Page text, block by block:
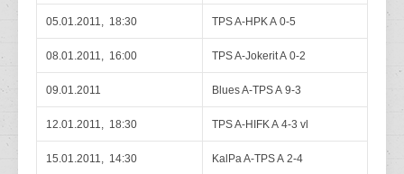
05.01.2011, 18:30 TPS A-HPK A 0-5
08.01.2011, 16:00 TPS A-Jokerit A 0-2
09.01.2011 Blues A-TPS A 9-3
12.01.2011, 18:30 TPS A-HIFK A 4-3 vl
15.01.2011, 14:30 KalPa A-TPS A 2-4